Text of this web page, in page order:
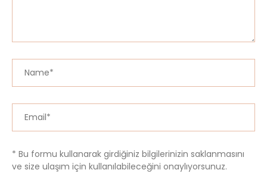
* Bu formu kullanarak girdiğiniz bilgilerinizin saklanmasını
ve size ulaşım için kullanılabileceğini onaylıyorsunuz.